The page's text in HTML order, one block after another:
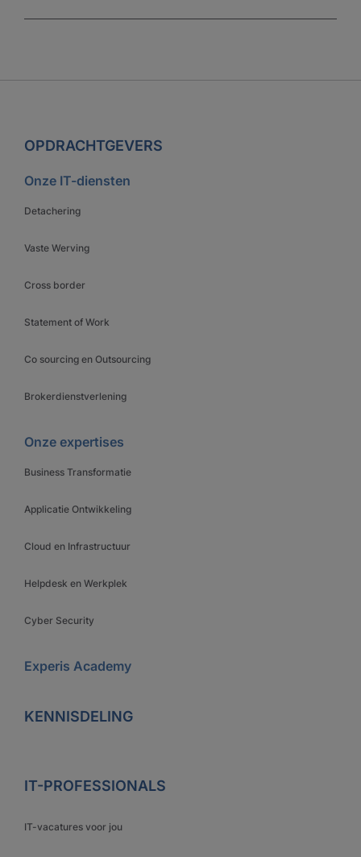
OPDRACHTGEVERS
Onze IT-diensten
Detachering
Vaste Werving
Cross border
Statement of Work
Co sourcing en Outsourcing
Brokerdienstverlening
Onze expertises
Business Transformatie
Applicatie Ontwikkeling
Cloud en Infrastructuur
Helpdesk en Werkplek
Cyber Security
Experis Academy
KENNISDELING
IT-PROFESSIONALS
IT-vacatures voor jou